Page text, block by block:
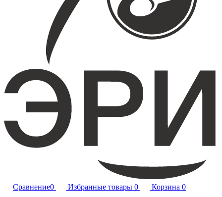
Сравнение0 Избранные товары 0 Корзина 0